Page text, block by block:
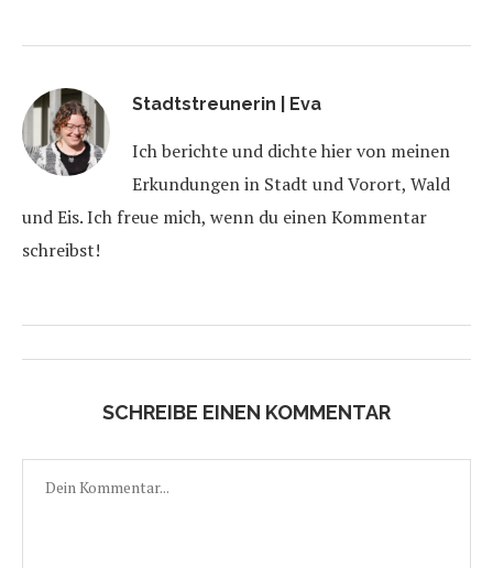
Stadtstreunerin | Eva
Ich berichte und dichte hier von meinen
Erkundungen in Stadt und Vorort, Wald
und Eis. Ich freue mich, wenn du einen Kommentar
schreibst!
SCHREIBE EINEN KOMMENTAR